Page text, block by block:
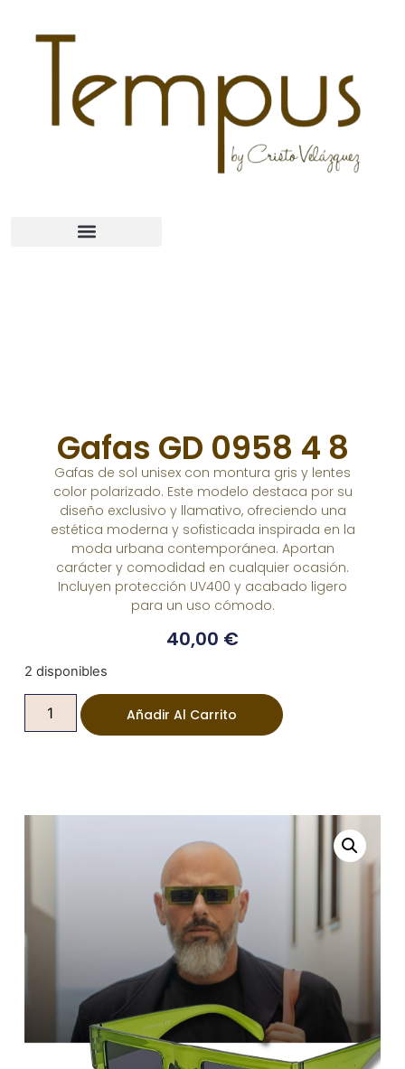
Gafas GD 0958 4 8
Gafas de sol unisex con montura gris y lentes
color polarizado. Este modelo destaca por su
diseño exclusivo y llamativo, ofreciendo una
estética moderna y sofisticada inspirada en la
moda urbana contemporánea. Aportan
carácter y comodidad en cualquier ocasión.
Incluyen protección UV400 y acabado ligero
para un uso cómodo.
40,00 €
2 disponibles
Añadir Al Carrito